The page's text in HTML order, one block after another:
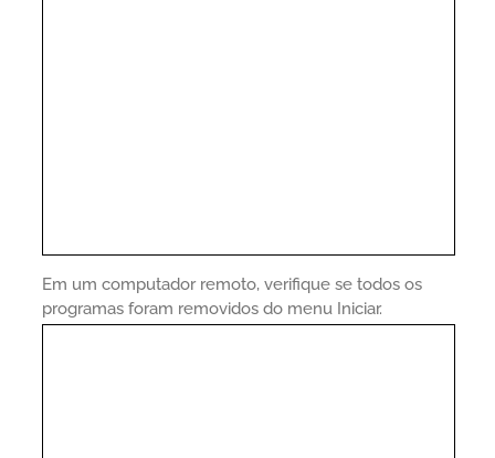
Em um computador remoto, verifique se todos os
programas foram removidos do menu Iniciar.